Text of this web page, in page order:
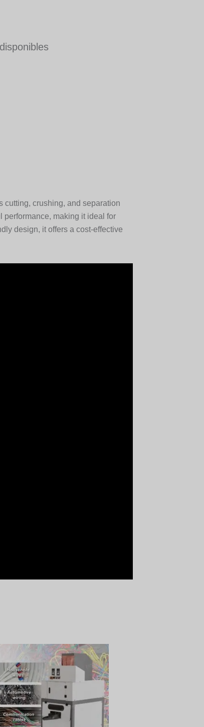
cutting, crushing, and separation
performance, making it ideal for
design, it offers a cost-effective